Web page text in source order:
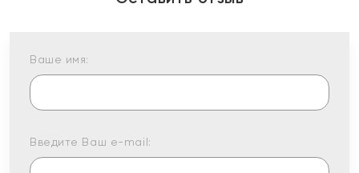
Ваше имя:
Введите Ваш e-mail: